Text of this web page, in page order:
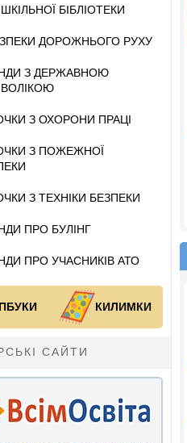
БІБЛІОТЕКИ
ДОРОЖНЬОГО РУХУ
З ДЕРЖАВНОЮ
З ОХОРОНИ ПРАЦІ
З ПОЖЕЖНОЇ
З ТЕХНІКИ БЕЗПЕКИ
ПРО БУЛІНГ
ПРО УЧАСНИКІВ АТО
КИЛИМКИ
САЙТИ